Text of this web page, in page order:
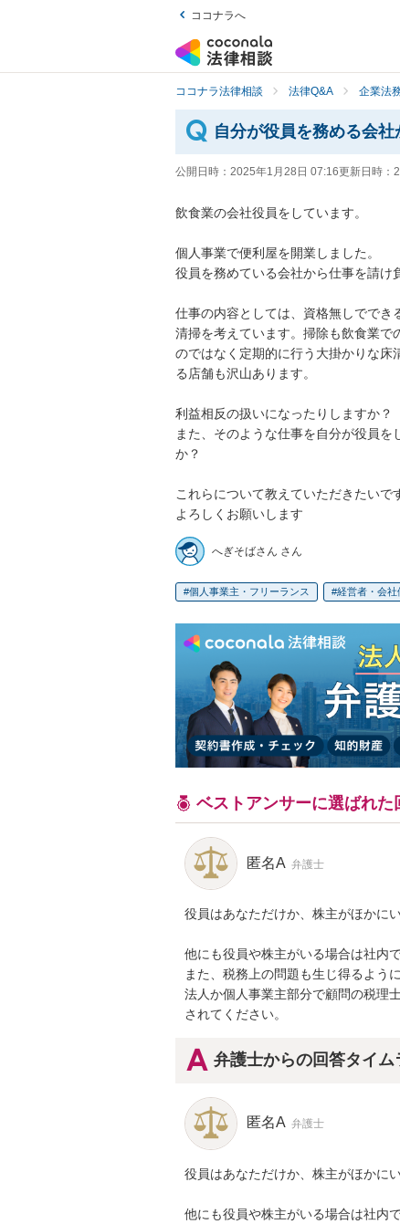
ココナラへ
ココナラ法律相談 法律Q&A 企業法
自分が役員を務める会
公開日時： 2025年1月28日 07:16更新日時：
飲食業の会社役員をしています。
個人事業で便利屋を開業しました。
役員を務めている会社から仕事を請け
仕事の内容としては、資格無しでで
清掃を考えています。掃除も飲食業で
のではなく定期的に行う大掛かりな
る店舗も沢山あります。
利益相反の扱いになったりしますか？
また、そのような仕事を自分が役員
か？
これらについて教えていただきたいで
よろしくお願いします
へぎそばさん さん
個人事業主・フリーランス 経営者・会社
ベストアンサーに選ばれた
匿名A 弁護士
役員はあなただけか、株主がほかに
他にも役員や株主がいる場合は社内
また、税務上の問題も生じ得るよう
法人か個人事業主部分で顧問の税理
されてください。
弁護士からの回答タイム
匿名A 弁護士
役員はあなただけか、株主がほかに
他にも役員や株主がいる場合は社内